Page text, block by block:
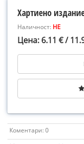
Хартиено
Наличност: НЕ
Цена: 6.11 € /
Коментари: 0